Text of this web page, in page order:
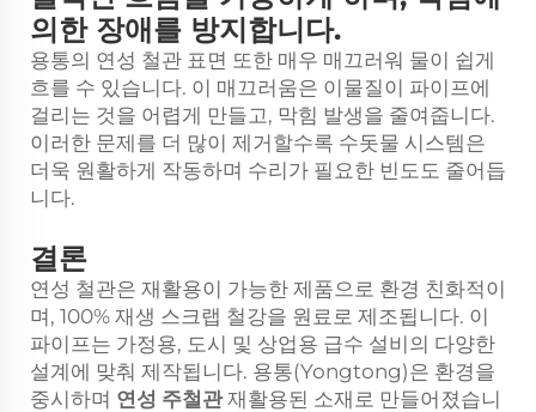
의한 장애를 방지합니다.
용통의 연성 철관 표면 또한 매우 매끄러워 물이 쉽게
흐를 수 있습니다. 이 매끄러움은 이물질이 파이프에
걸리는 것을 어렵게 만들고, 막힘 발생을 줄여줍니다.
이러한 문제를 더 많이 제거할수록 수돗물 시스템은
더욱 원활하게 작동하며 수리가 필요한 빈도도 줄어듭
니다.
결론
연성 철관은 재활용이 가능한 제품으로 환경 친화적이
며, 100% 재생 스크랩 철강을 원료로 제조됩니다. 이
파이프는 가정용, 도시 및 상업용 급수 설비의 다양한
설계에 맞춰 제작됩니다. 용통(Yongtong)은 환경을
중시하며 연성 주철관재활용된 소재로 만들어졌습니